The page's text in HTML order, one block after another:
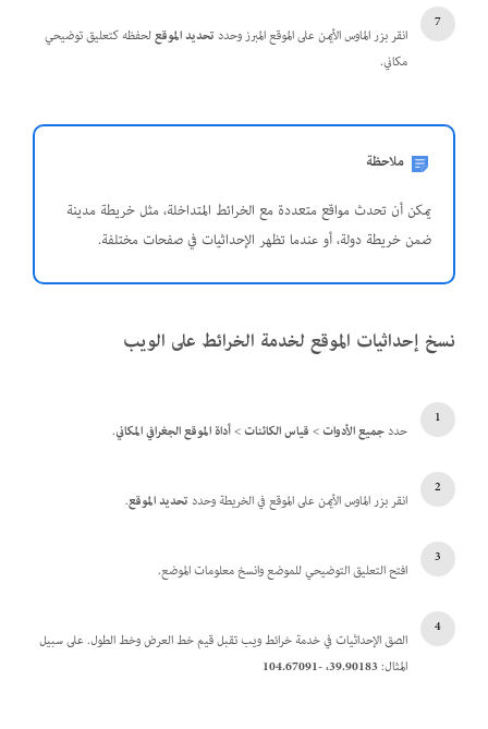
انقر بزر الماوس الأيمن على الموقع المبرز وحددتحديد الموقعلحفظه كتعليق توضيحي
مكاني.
ملاحظة
يمكن أن تحدث مواقع متعددة مع الخرائط المتداخلة، مثل خريطة مدينة
ضمن خريطة دولة، أو عندما تظهر الإحداثيات في صفحات مختلفة.
نسخ إحداثيات الموقع لخدمة الخرائط على الويب
حددجميع الأدوات>قياس الكائنات>أداة الموقع الجغرافي المكاني.
انقر بزر الماوس الأيمن على الموقع في الخريطة وحددتحديد الموقع.
افتح التعليق التوضيحي للموضع وانسخ معلومات الموضع.
الصق الإحداثيات في خدمة خرائط ويب تقبل قيم خط العرض وخط الطول. على سبيل
المثال:39.90183،-104.67091